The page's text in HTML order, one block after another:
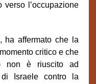
l’occupazione
ha affermato che la
critico e che
non è riuscito ad
di Israele contro la